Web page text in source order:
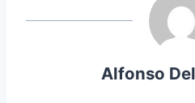
Alfonso